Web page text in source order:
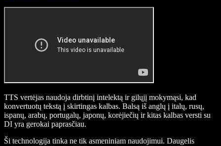
TTS vertėjas naudoja dirbtinį intelektą ir gilųjį mokymąsi, kad
konvertuotų tekstą į skirtingas kalbas. Balsą iš anglų į italų, rusų,
ispanų, arabų, portugalų, japonų, korėjiečių ir kitas kalbas versti su
DI yra gerokai paprasčiau.
Ši technologija tinka ne tik asmeniniam naudojimui. Daugelis